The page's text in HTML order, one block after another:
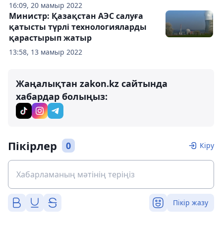
16:09, 20 мамыр 2022
13:58, 13 мамыр 2022
Министр: Қазақстан АЭС салуға
қатысты түрлі технологияларды
қарастырып жатыр
Жаңалықтан zakon.kz сайтында
хабардар болыңыз:
Пікірлер 0 Кіру
Пікір жазу